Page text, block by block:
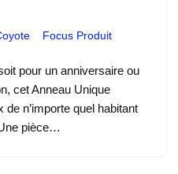
Focus Produit
pour un anniversaire ou
cet Anneau Unique
n’importe quel habitant
pièce…